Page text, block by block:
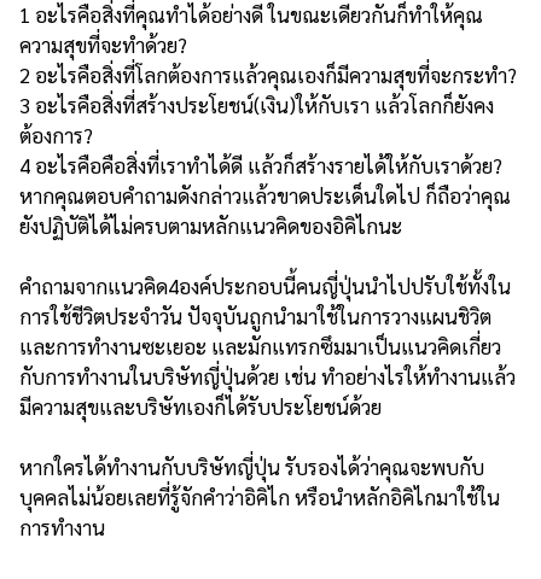
1 อะไรคือสิ่งที่คุณทำได้อย่างดี ในขณะเดียวกันก็ทำให้คุณ
ความสุขที่จะทำด้วย?
2 อะไรคือสิ่งที่โลกต้องการแล้วคุณเองก็มีความสุขที่จะกระทำ?
3 อะไรคือสิ่งที่สร้างประโยชน์(เงิน)ให้กับเรา แล้วโลกก็ยังคง
ต้องการ?
4 อะไรคือคือสิ่งที่เราทำได้ดี แล้วก็สร้างรายได้ให้กับเราด้วย?
หากคุณตอบคำถามดังกล่าวแล้วขาดประเด็นใดไป ก็ถือว่าคุณ
ยังปฏิบัติได้ไม่ครบตามหลักแนวคิดของอิคิไกนะ
คำถามจากแนวคิด4องค์ประกอบนี้คนญี่ปุ่นนำไปปรับใช้ทั้งใน
การใช้ชีวิตประจำวัน ปัจจุบันถูกนำมาใช้ในการวางแผนชิวิต
และการทำงานซะเยอะ และมักแทรกซึมมาเป็นแนวคิดเกี่ยว
กับการทำงานในบริษัทญี่ปุ่นด้วย เช่น ทำอย่างไรให้ทำงานแล้ว
มีความสุขและบริษัทเองก็ได้รับประโยชน์ด้วย
หากใครได้ทำงานกับบริษัทญี่ปุ่น รับรองได้ว่าคุณจะพบกับ
บุคคลไม่น้อยเลยที่รู้จักคำว่าอิคิไก หรือนำหลักอิคิไกมาใช้ใน
การทำงาน